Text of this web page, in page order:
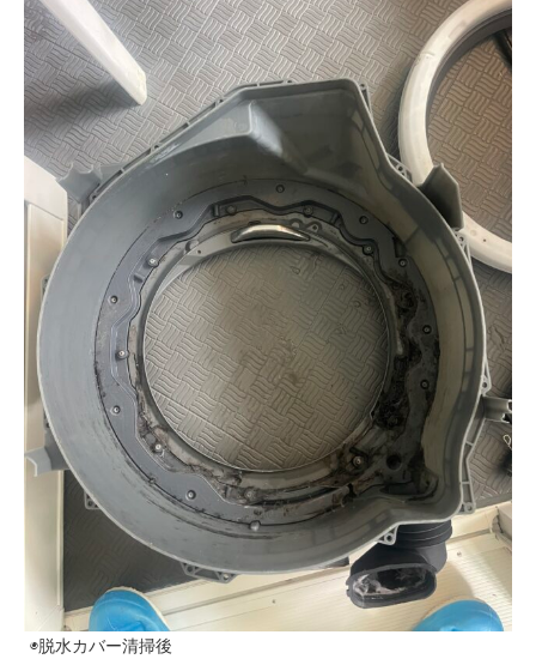
◉脱水カバー清掃後